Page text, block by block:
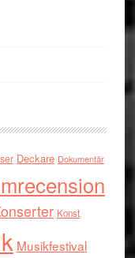
Deckare Dokumentär
Konst
Musikfestival